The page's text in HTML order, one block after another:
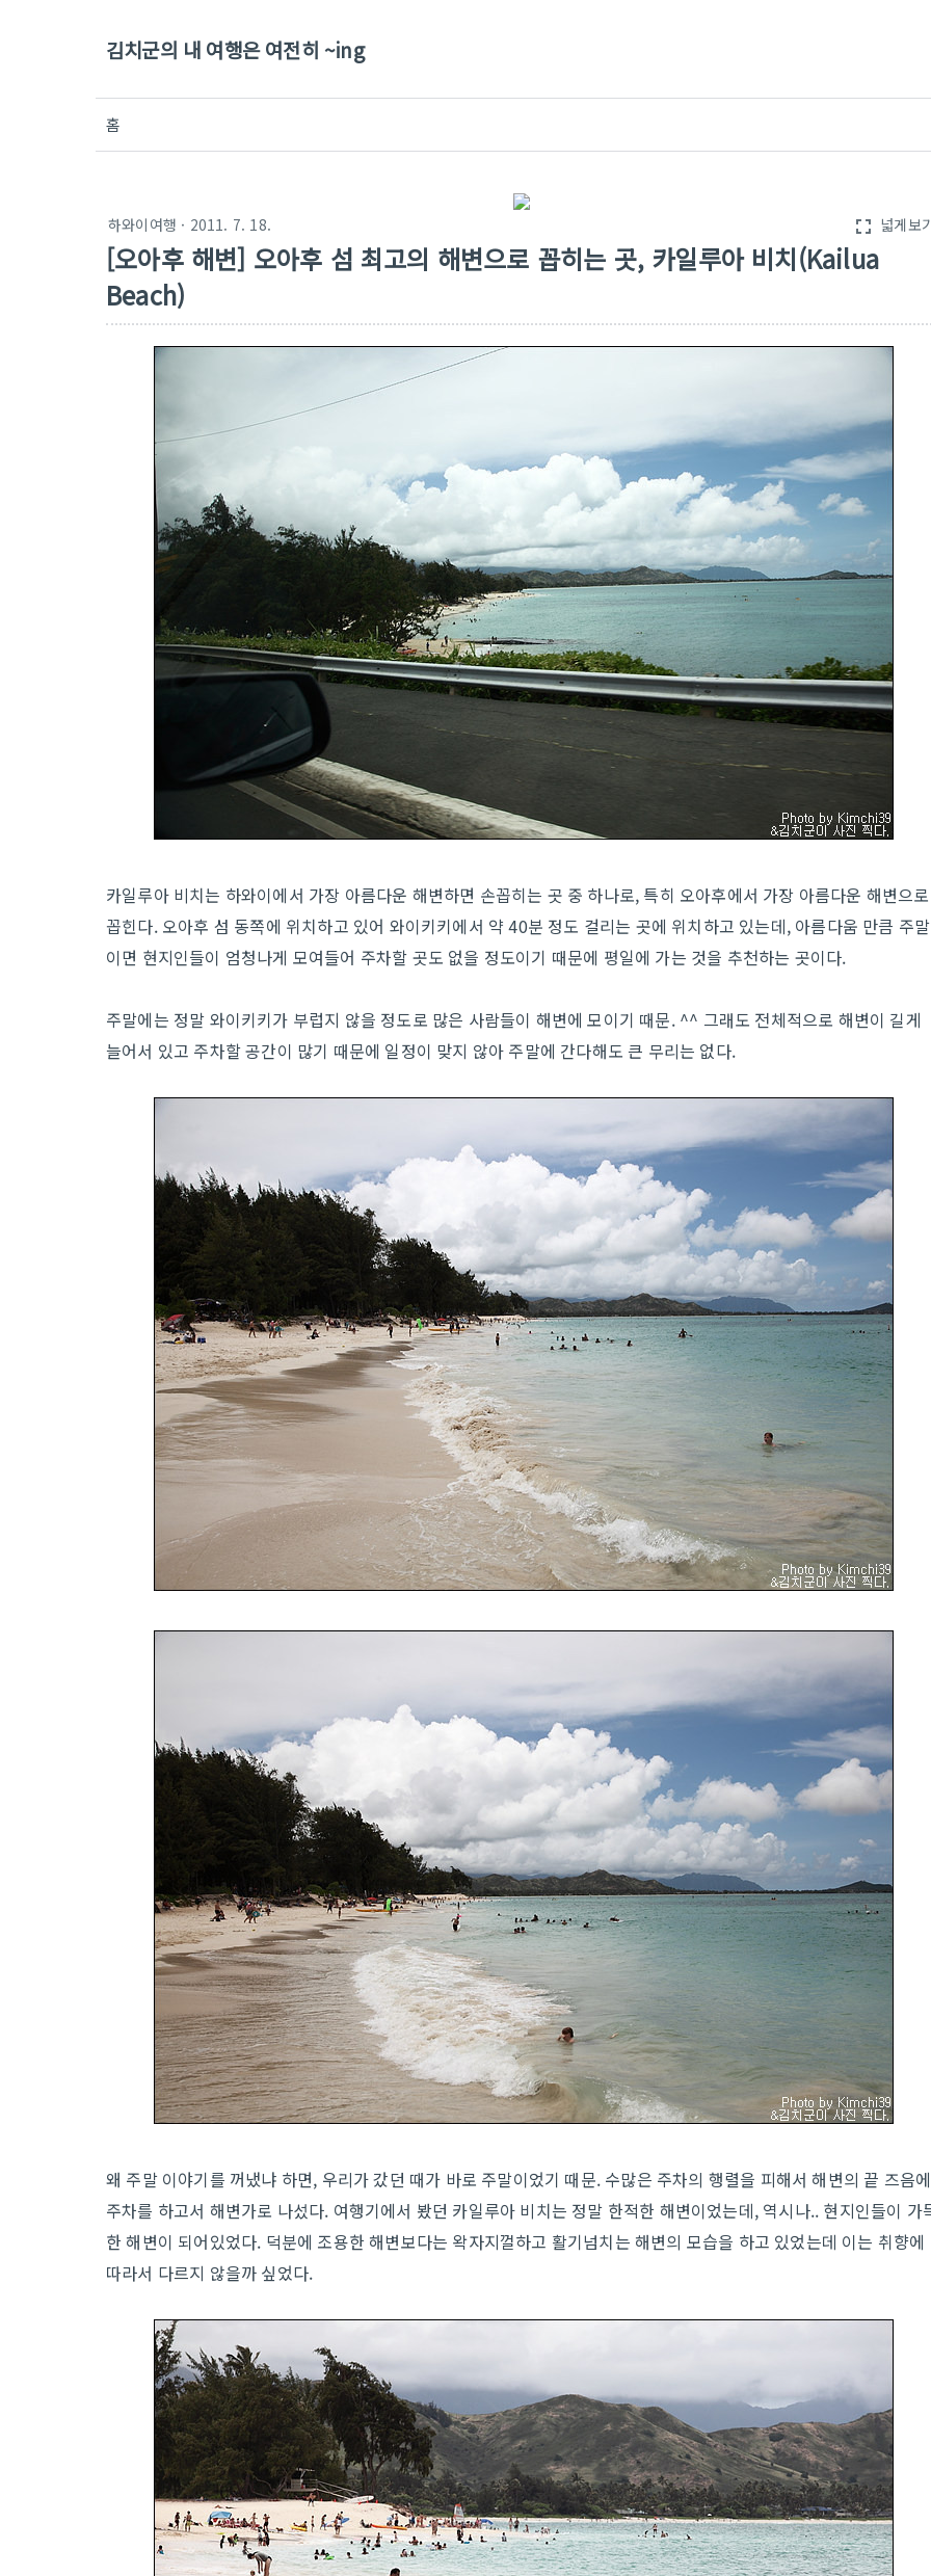
김치군의 내 여행은 여전히 ~ing
홈
하와이여행 · 2011. 7. 18. fullscreen 넓게보
[오아후 해변] 오아후 섬 최고의 해변으로 꼽히는 곳, 카일루아 비치(Kailua
Beach)
카일루아 비치는 하와이에서 가장 아름다운 해변하면 손꼽히는 곳 중 하나로, 특히 오아후에서 가장 아름다운 해변으로
꼽힌다. 오아후 섬 동쪽에 위치하고 있어 와이키키에서 약 40분 정도 걸리는 곳에 위치하고 있는데, 아름다움 만큼 주말
이면 현지인들이 엄청나게 모여들어 주차할 곳도 없을 정도이기 때문에 평일에 가는 것을 추천하는 곳이다.
주말에는 정말 와이키키가 부럽지 않을 정도로 많은 사람들이 해변에 모이기 때문. ^^ 그래도 전체적으로 해변이 길게
늘어서 있고 주차할 공간이 많기 때문에 일정이 맞지 않아 주말에 간다해도 큰 무리는 없다.
왜 주말 이야기를 꺼냈냐 하면, 우리가 갔던 때가 바로 주말이었기 때문. 수많은 주차의 행렬을 피해서 해변의 끝 즈음에
주차를 하고서 해변가로 나섰다. 여행기에서 봤던 카일루아 비치는 정말 한적한 해변이었는데, 역시나.. 현지인들이 가
한 해변이 되어있었다. 덕분에 조용한 해변보다는 왁자지껄하고 활기넘치는 해변의 모습을 하고 있었는데 이는 취향에
따라서 다르지 않을까 싶었다.